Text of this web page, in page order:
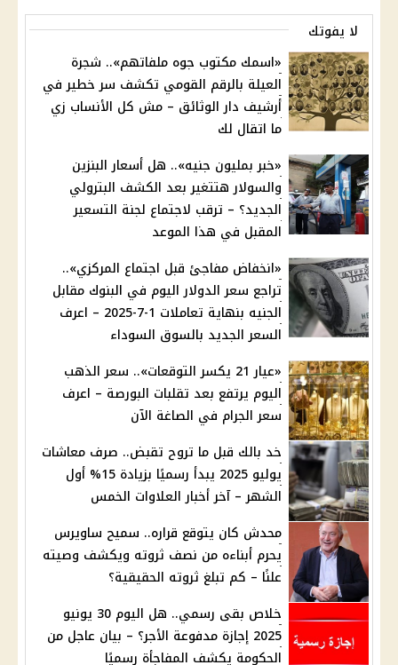
لا يفوتك
«اسمك مكتوب جوه ملفاتهم».. شجرة
العيلة بالرقم القومي تكشف سر خطير في
أرشيف دار الوثائق – مش كل الأنساب زي
ما اتقال لك
«خبر بمليون جنيه».. هل أسعار البنزين
والسولار هتتغير بعد الكشف البترولي
الجديد؟ – ترقب لاجتماع لجنة التسعير
المقبل في هذا الموعد
«انخفاض مفاجئ قبل اجتماع المركزي»..
تراجع سعر الدولار اليوم في البنوك مقابل
الجنيه بنهاية تعاملات 1-7-2025 – اعرف
السعر الجديد بالسوق السوداء
«عيار 21 يكسر التوقعات».. سعر الذهب
اليوم يرتفع بعد تقلبات البورصة – اعرف
سعر الجرام في الصاغة الآن
خد بالك قبل ما تروح تقبض.. صرف معاشات
يوليو 2025 يبدأ رسميًا بزيادة 15% أول
الشهر – آخر أخبار العلاوات الخمس
محدش كان يتوقع قراره.. سميح ساويرس
يحرم أبناءه من نصف ثروته ويكشف وصيته
علنًا – كم تبلغ ثروته الحقيقية؟
خلاص بقى رسمي.. هل اليوم 30 يونيو
2025 إجازة مدفوعة الأجر؟ – بيان عاجل من
الحكومة يكشف المفاجأة رسميًا